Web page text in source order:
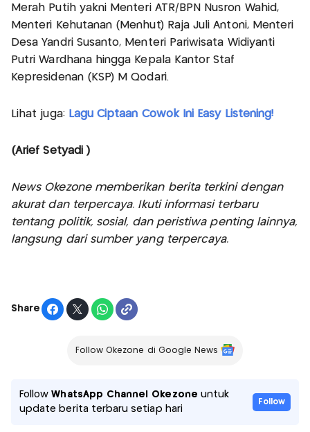
Merah Putih yakni Menteri ATR/BPN Nusron Wahid,
Menteri Kehutanan (Menhut) Raja Juli Antoni, Menteri
Desa Yandri Susanto, Menteri Pariwisata Widiyanti
Putri Wardhana hingga Kepala Kantor Staf
Kepresidenan (KSP) M Qodari.
Lihat juga: Lagu Ciptaan Cowok Ini Easy Listening!
(Arief Setyadi )
News Okezone memberikan berita terkini dengan
akurat dan terpercaya. Ikuti informasi terbaru
tentang politik, sosial, dan peristiwa penting lainnya,
langsung dari sumber yang terpercaya.
Share
Follow Okezone di Google News
FollowWhatsApp Channel Okezone untuk
update berita terbaru setiap hari
Follow